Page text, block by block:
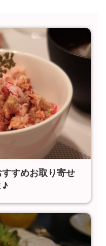
すめお取り寄せ
♪